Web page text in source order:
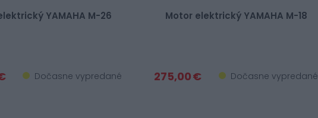
YAMAHA M-26
Dočasne vypredané
Motor elektrický YAMAHA M-18
275,00 € Dočasne vypredané